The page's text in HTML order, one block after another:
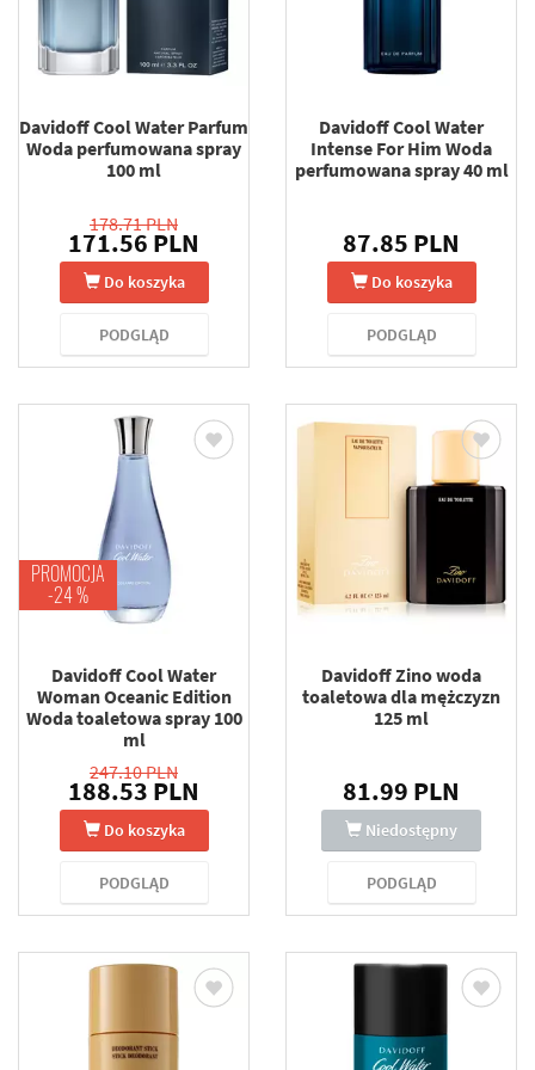
Davidoff Cool Water Parfum
Woda perfumowana spray
100 ml
178.71 PLN
171.56 PLN
Do koszyka
PODGLĄD
Davidoff Cool Water
Intense For Him Woda
perfumowana spray 40 ml
87.85 PLN
Do koszyka
PODGLĄD
PROMOCJA
-24 %
Davidoff Cool Water
Woman Oceanic Edition
Woda toaletowa spray 100
ml
247.10 PLN
188.53 PLN
Do koszyka
PODGLĄD
Davidoff Zino woda
toaletowa dla mężczyzn
125 ml
81.99 PLN
Niedostępny
PODGLĄD